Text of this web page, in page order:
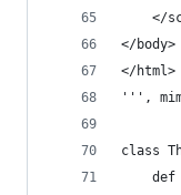
</
</body>
</html>
''',
class
def